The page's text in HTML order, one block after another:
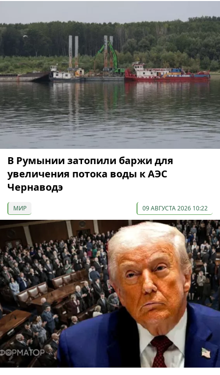
В Румынии затопили баржи для
увеличения потока воды к АЭС
Чернаводэ
МИР 09 АВГУСТА 2026 10:22